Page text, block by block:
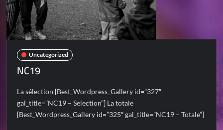
Uncategorized
NC19
La sélection [Best_Wordpress_Gallery id=”327″
gal_title=”NC19 – Selection”] La totale
[Best_Wordpress_Gallery id=”325″ gal_title=”NC19 – Totale”]